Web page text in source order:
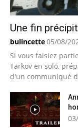
Une fin
bulincette05/08/
Si vous faisiez
Tarkov en solo,
d'un communiqué